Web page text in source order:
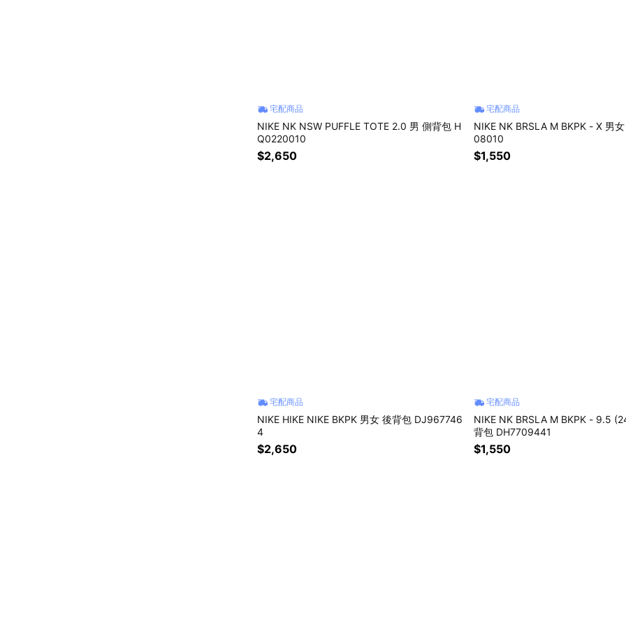
宅配商品
NIKE NK NSW PUFFLE TOTE 2.0 男 側背包 H
Q0220010
$2,650
宅配商品
NIKE NK BRSLA M BKPK - X 男
08010
$1,550
宅配商品
NIKE HIKE NIKE BKPK 男女 後背包 DJ967746
4
$2,650
宅配商品
NIKE NK BRSLA M BKPK - 9.5
背包 DH7709441
$1,550